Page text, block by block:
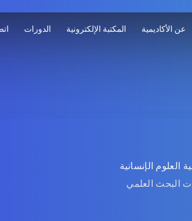
عن الأكاديمية المكتبة الإلكترونية الدورات
العلوم الإنسانية
البحث العلمي